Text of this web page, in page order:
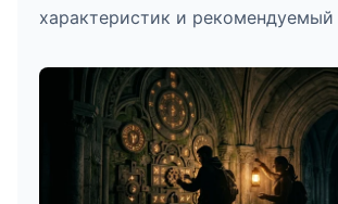
характеристик и рекомендуемый